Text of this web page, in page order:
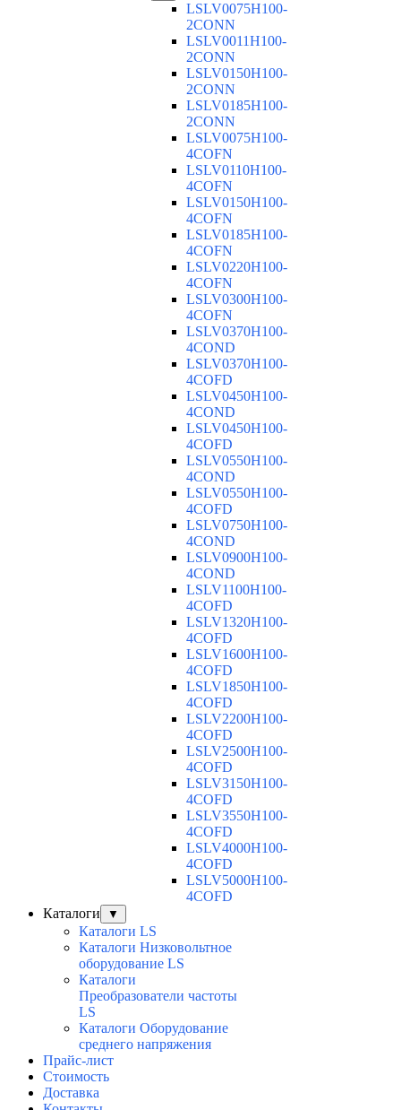
LSLV0075H100-
2CONN
LSLV0011H100-
2CONN
LSLV0150H100-
2CONN
LSLV0185H100-
2CONN
LSLV0075H100-
4COFN
LSLV0110H100-
4COFN
LSLV0150H100-
4COFN
LSLV0185H100-
4COFN
LSLV0220H100-
4COFN
LSLV0300H100-
4COFN
LSLV0370H100-
4COND
LSLV0370H100-
4COFD
LSLV0450H100-
4COND
LSLV0450H100-
4COFD
LSLV0550H100-
4COND
LSLV0550H100-
4COFD
LSLV0750H100-
4COND
LSLV0900H100-
4COND
LSLV1100H100-
4COFD
LSLV1320H100-
4COFD
LSLV1600H100-
4COFD
LSLV1850H100-
4COFD
LSLV2200H100-
4COFD
LSLV2500H100-
4COFD
LSLV3150H100-
4COFD
LSLV3550H100-
4COFD
LSLV4000H100-
4COFD
LSLV5000H100-
4COFD
Каталоги
▼
Каталоги LS
Каталоги Низковольтное
оборудование LS
Каталоги
Преобразователи частоты
LS
Каталоги Оборудование
среднего напряжения
Прайс-лист
Стоимость
Доставка